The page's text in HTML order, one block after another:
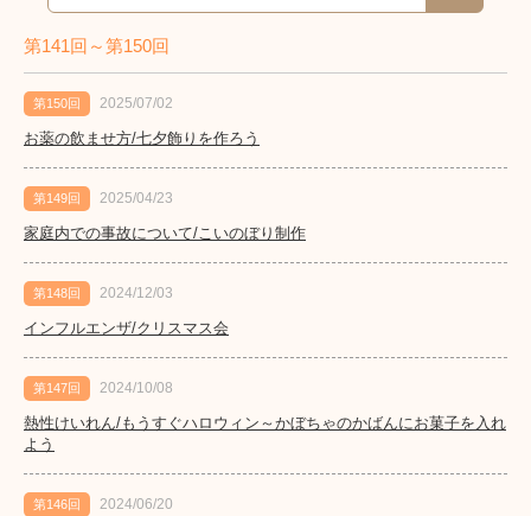
第141回～第150回
第150回 2025/07/02
お薬の飲ませ方/七夕飾りを作ろう
第149回 2025/04/23
家庭内での事故について/こいのぼり制作
第148回 2024/12/03
インフルエンザ/クリスマス会
第147回 2024/10/08
熱性けいれん/もうすぐハロウィン～かぼちゃのかばんにお菓子を入れ
よう
第146回 2024/06/20